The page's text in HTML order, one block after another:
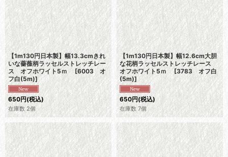
【1m130円日本製】幅13.3cmきれ
いな薔薇柄ラッセルストレッチレー
ス オフホワイト5ｍ [6003 オ
フ白(5m)]
650円(税込)
在庫数 2個
【1m130円日本製】幅12.6cm大胆
な花柄ラッセルストレッチレース
オフホワイト5ｍ [3783 オフ白
(5m)]
650円(税込)
在庫数 7個